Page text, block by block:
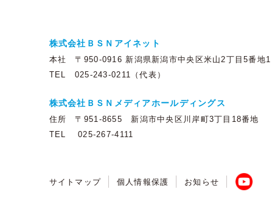
株式会社ＢＳＮアイネット
本社 〒950-0916 新潟県新潟市中央区米山2丁目5番地1
TEL 025-243-0211（代表）
株式会社ＢＳＮメディアホールディングス
住所 〒951-8655 新潟市中央区川岸町3丁目18番地
TEL 025-267-4111
サイトマップ 個人情報保護 お知らせ